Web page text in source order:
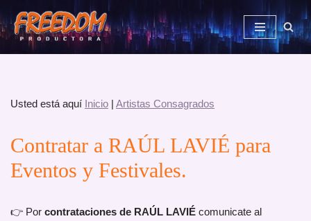
Saltar
al
Usted está aquí Inicio | Artistas Consagrados
Contratar a RAÚL LAVIÉ para
Eventos y Festivales.
👉 Por contrataciones de RAÚL LAVIÉ comunicate al